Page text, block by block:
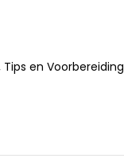
en Voorbereiding